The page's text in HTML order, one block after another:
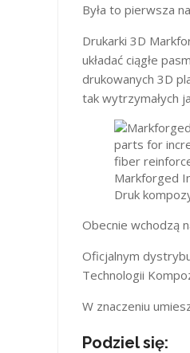
Była to pierwsza
Drukarki 3D
układać ciągłe
drukowanych 3D
tak wytrzymałych
Druk
Obecnie wchodzą
Oficjalnym
Technologii
W znaczeniu
Podziel się: